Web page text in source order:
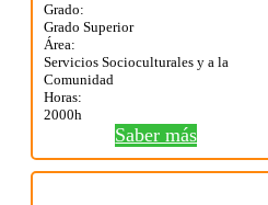
Grado:
Grado Superior
Área:
Servicios Socioculturales y a la
Comunidad
Horas:
2000h
Saber más